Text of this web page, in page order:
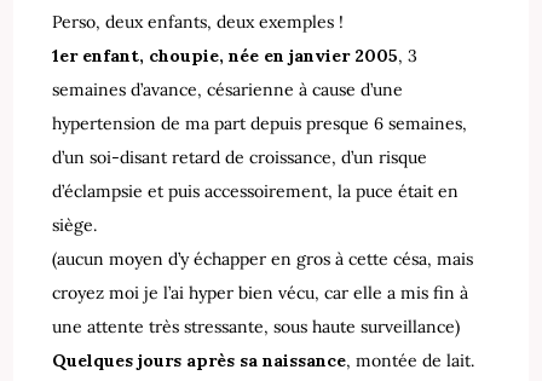
Perso, deux enfants, deux exemples !
1er enfant, choupie, née en janvier 2005, 3
semaines d’avance, césarienne à cause d’une
hypertension de ma part depuis presque 6 semaines,
d’un soi-disant retard de croissance, d’un risque
d’éclampsie et puis accessoirement, la puce était en
siège.
(aucun moyen d’y échapper en gros à cette césa, mais
croyez moi je l’ai hyper bien vécu, car elle a mis fin à
une attente très stressante, sous haute surveillance)
Quelques jours après sa naissance, montée de lait.